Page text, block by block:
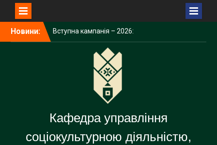
Новини:
Вступна кампанія – 2026:
Карпатський університет
демонструє зростання за
всіма показниками
Університет долучився до
дискусії про майбутнє
Карпатський університет
підписав меморандум про
співпрацю у сфері
енергетичних технологій
Кафедра управління
соціокультурною діяльністю,